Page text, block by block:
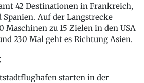
42 Destinationen in Frankreich,
Auf der Langstrecke
Maschinen zu 15 Zielen in den USA
230 Mal geht es Richtung Asien.
starten in der